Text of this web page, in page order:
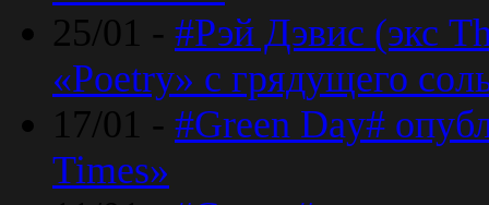
25/01 - #Рэй Дэвис (экс
«Poetry» с грядущего
17/01 - #Green Day#
Times»